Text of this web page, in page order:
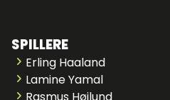
SPILLERE
Erling Haaland
Lamine Yamal